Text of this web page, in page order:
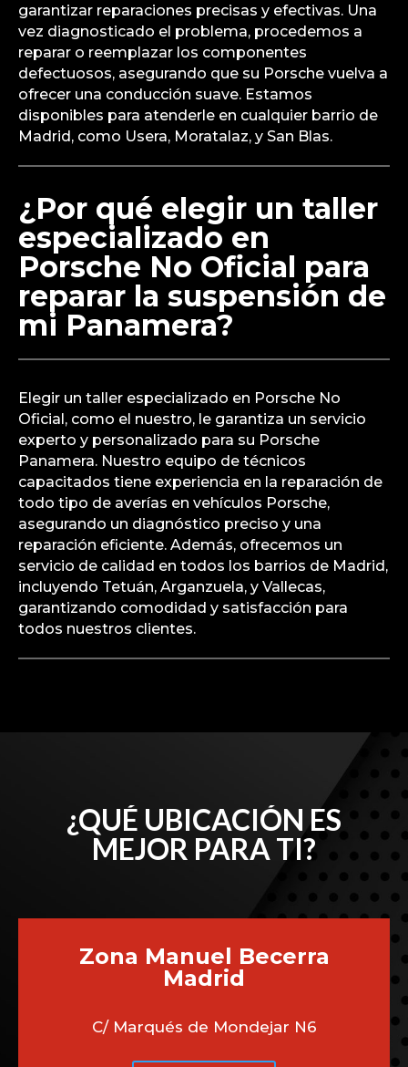
garantizar reparaciones precisas y efectivas. Una
vez diagnosticado el problema, procedemos a
reparar o reemplazar los componentes
defectuosos, asegurando que su Porsche vuelva a
ofrecer una conducción suave. Estamos
disponibles para atenderle en cualquier barrio de
Madrid, como Usera, Moratalaz, y San Blas.
¿Por qué elegir un taller
especializado en
Porsche No Oficial para
reparar la suspensión de
mi Panamera?
Elegir un taller especializado en Porsche No
Oficial, como el nuestro, le garantiza un servicio
experto y personalizado para su Porsche
Panamera. Nuestro equipo de técnicos
capacitados tiene experiencia en la reparación de
todo tipo de averías en vehículos Porsche,
asegurando un diagnóstico preciso y una
reparación eficiente. Además, ofrecemos un
servicio de calidad en todos los barrios de Madrid,
incluyendo Tetuán, Arganzuela, y Vallecas,
garantizando comodidad y satisfacción para
todos nuestros clientes.
¿QUÉ UBICACIÓN ES
MEJOR PARA TI?
Zona Manuel Becerra
Madrid
C/ Marqués de Mondejar N6